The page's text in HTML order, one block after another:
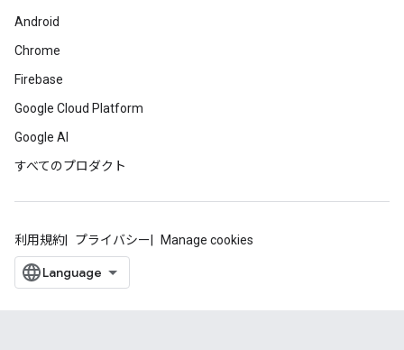
Android
Chrome
Firebase
Google Cloud Platform
Google AI
すべてのプロダクト
利用規約 プライバシー Manage cookies